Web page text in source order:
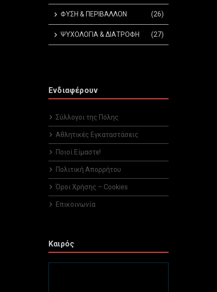
ΦΥΣΗ & ΠΕΡΙΒΑΛΛΟΝ (26)
ΨΥΧΟΛΟΓΙΑ & ΔΙΑΤΡΟΦΗ (27)
Ενδιαφέρουν
Σύλλογοι της Πόλης
Αθλητικές Εγκαταστάσεις
Ποιοί Είμαστε!
Πολιτική Απορρήτου
Όροι Χρήσης – Cookies
Επικοινωνία
Καιρός